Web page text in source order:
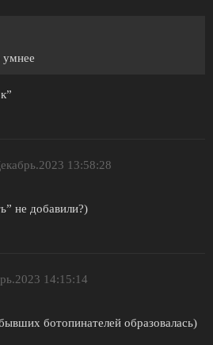
13:58:28
не добавили?)
14:15:14
ботопинателей образовалась)